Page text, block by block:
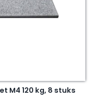
M4 120 kg, 8 stuks